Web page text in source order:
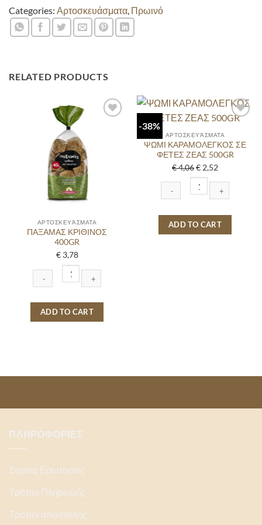
Categories: Αρτοσκευάσματα, Πρωινό
RELATED PRODUCTS
ΑΡΤΟΣΚΕΥΆΣΜΑΤΑ
ΠΑΞΑΜΑΣ ΚΡΙΘΙΝΟΣ
400GR
€3,78
ΚΡΙΘΙΝΟΣ
400GR
ADD TO CART
-38%
ΑΡΤΟΣΚΕΥΆΣΜΑΤΑ
ΨΩΜΙ ΚΑΡΑΜΟΛΕΓΚΟΣ ΣΕ
ΦΕΤΕΣ ΖΕΑΣ 500GR
€4,06Original
price
was:
€ 2,52Current
is:
ΚΑΡΑΜΟΛΕΓΚΟΣ
ADD TO CART
ΠΛΗΡΟΦΟΡΙΕΣ
Συχνες Ερωτησεις
Τρόποι Πληρωμής
Τρόποι αποστολής